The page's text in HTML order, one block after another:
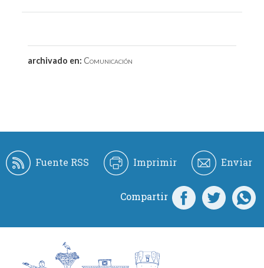
archivado en:Comunicación
Fuente RSS Imprimir Enviar
Compartir